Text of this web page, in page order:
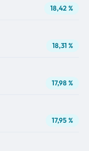
18,42 %
18,31 %
17,98 %
17,95 %